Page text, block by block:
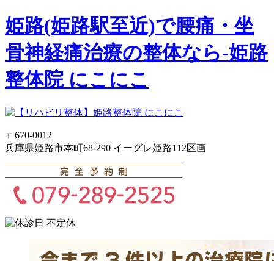
姫路(姫路駅至近)で腰痛・坐
骨神経痛治療の整体なら-姫路
整体院 にこにこ
〒670-0012
兵庫県姫路市本町68-290 イーグレ姫路112区画